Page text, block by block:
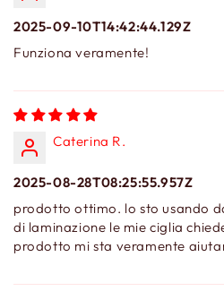
2025-09-10T14:42:44.129Z
Funziona veramente!
Caterina R.
2025-08-28T08:25:55.957Z
prodotto ottimo. lo sto usando
di laminazione le mie ciglia
prodotto mi sta veramente